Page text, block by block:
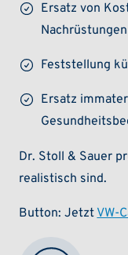
Ersatz von
Nachrüstungen
Feststellung
Ersatz
Dr. Stoll & Sauer
realistisch sind.
Button: Jetzt VW-